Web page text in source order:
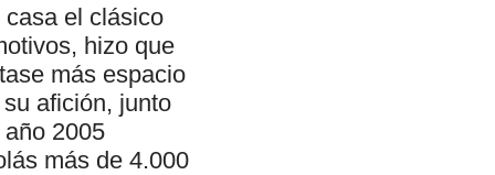
el clásico
hizo que
más espacio
afición, junto
2005
más de 4.000